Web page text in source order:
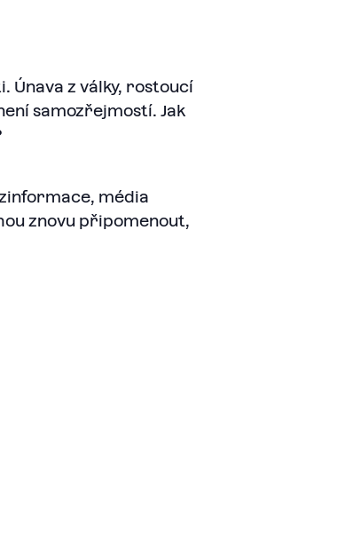
Únava z války, rostoucí
samozřejmostí. Jak
média
znovu připomenout,